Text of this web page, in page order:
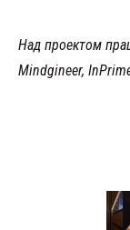
Над проектом
Mindgineer,